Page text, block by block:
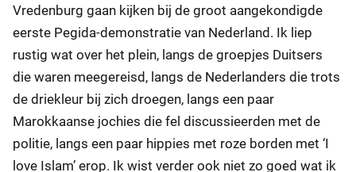
Vredenburg gaan kijken bij de groot aangekondigde
eerste Pegida-demonstratie van Nederland. Ik liep
rustig wat over het plein, langs de groepjes Duitsers
die waren meegereisd, langs de Nederlanders die trots
de driekleur bij zich droegen, langs een paar
Marokkaanse jochies die fel discussieerden met de
politie, langs een paar hippies met roze borden met ‘I
love Islam’ erop. Ik wist verder ook niet zo goed wat ik